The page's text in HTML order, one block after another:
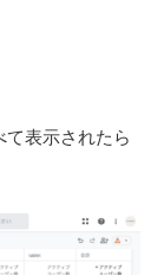
表示されたら